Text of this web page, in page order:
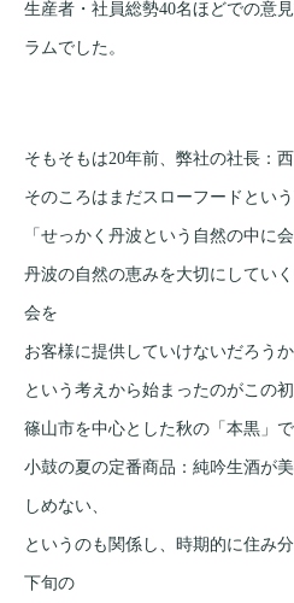
生産者・社員総勢40名ほどでの意
ラムでした。
そもそもは20年前、弊社の社長：西
そのころはまだスローフードとい
「せっかく丹波という自然の中に
丹波の自然の恵みを大切にしてい
会を
お客様に提供していけないだろうか
という考えから始まったのがこの初
篠山市を中心とした秋の「本黒」で
小鼓の夏の定番商品：純吟生酒が
しめない、
というのも関係し、時期的に住み
下旬の